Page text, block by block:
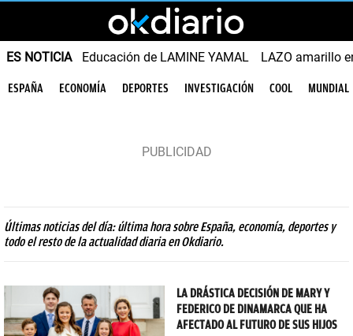
ES NOTICIA Educación de LAMINE YAMAL LAZO amarillo
ESPAÑA ECONOMÍA DEPORTES INVESTIGACIÓN COOL MUNDIAL
Últimas noticias del día: última hora sobre España, economía, deportes y
todo el resto de la actualidad diaria en Okdiario.
LA DRÁSTICA DECISIÓN DE MARY Y
FEDERICO DE DINAMARCA QUE HA
AFECTADO AL FUTURO DE SUS HIJOS